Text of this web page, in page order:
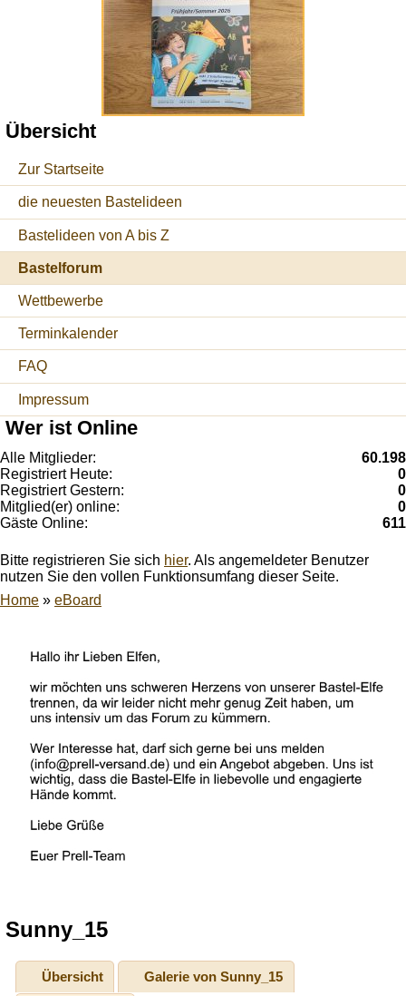
Übersicht
Zur Startseite
die neuesten Bastelideen
Bastelideen von A bis Z
Bastelforum
Wettbewerbe
Terminkalender
FAQ
Impressum
Wer ist Online
Alle Mitglieder:
60.198
Registriert Heute:
0
Registriert Gestern:
0
Mitglied(er) online:
0
Gäste Online:
611
Bitte registrieren Sie sich hier. Als angemeldeter Benutzer
nutzen Sie den vollen Funktionsumfang dieser Seite.
Home » eBoard
Sunny_15
Übersicht Galerie von Sunny_15